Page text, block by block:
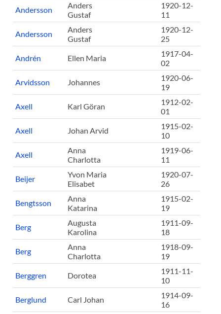
Andersson
Anders
Gustaf
1920-12-
11
Andersson
Anders
Gustaf
1920-12-
25
Andrén Ellen Maria
1917-04-
02
Arvidsson Johannes
1920-06-
19
Axell Karl Göran
1912-02-
01
Axell Johan Arvid
1915-02-
10
Axell
Anna
Charlotta
1919-06-
11
Beijer
Yvon Maria
Elisabet
1920-07-
26
Bengtsson
Anna
Katarina
1915-02-
19
Berg
Augusta
Karolina
1911-09-
18
Berg
Anna
Charlotta
1918-09-
19
Berggren Dorotea
1911-11-
10
Berglund Carl Johan
1914-09-
16